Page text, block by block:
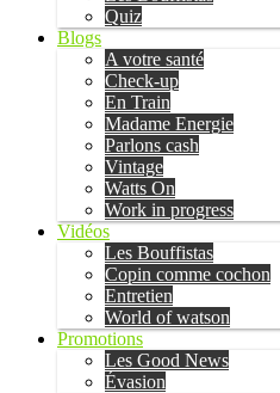
Quiz
Blogs
A votre santé
Check-up
En Train
Madame Energie
Parlons cash
Vintage
Watts On
Work in progress
Vidéos
Les Bouffistas
Copin comme cochon
Entretien
World of watson
Promotions
Les Good News
Évasion